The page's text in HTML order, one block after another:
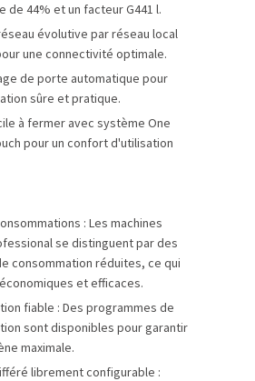
de 44% et un facteur G441 l.
évolutive par réseau local
une connectivité optimale.
de porte automatique pour
sûre et pratique.
à fermer avec système One
pour un confort d'utilisation
: Les machines
se distinguent par des
consommation réduites, ce qui
et efficaces.
fiable : Des programmes de
sont disponibles pour garantir
maximale.
librement configurable :